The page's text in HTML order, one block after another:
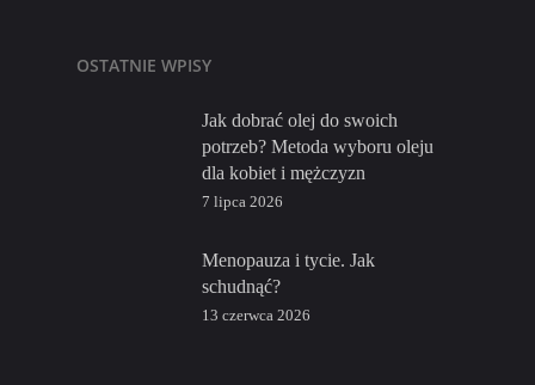
OSTATNIE WPISY
Jak dobrać olej do swoich
potrzeb? Metoda wyboru oleju
dla kobiet i mężczyzn
7 lipca 2026
Menopauza i tycie. Jak
schudnąć?
13 czerwca 2026